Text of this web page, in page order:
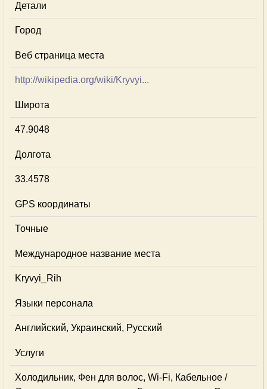
Детали
Город
Веб страница места
http://wikipedia.org/wiki/Kryvyi...
Широта
47.9048
Долгота
33.4578
GPS координаты
Точные
Международное название места
Kryvyi_Rih
Языки персонала
Английский, Украинский, Русский
Услуги
Холодильник, Фен для волос, Wi-Fi, Кабельное /